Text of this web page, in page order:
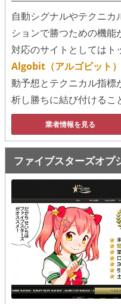
用語集
自動シグナルやテクニ
ションで勝つための機
対応のサイトとしてはト
Algobit（アルゴビット）
動予想とテクニカル指標
析し勝ちに結び付けるこ
業者情報を見る
ファイブスターズオプ